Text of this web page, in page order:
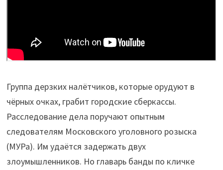
Группа дерзких налётчиков, которые орудуют в
чёрных очках, грабит городские сберкассы.
Расследование дела поручают опытным
следователям Московского уголовного розыска
(МУРа). Им удаётся задержать двух
злоумышленников. Но главарь банды по кличке